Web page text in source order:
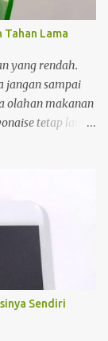
Tahan Lama
yang rendah.
jangan sampai
olahan makanan
tetap lama,
telur, dan air
bakteri dan
kamu
kedap udara.
dengan
akan
mayonaise
Mayonaise
Sendiri